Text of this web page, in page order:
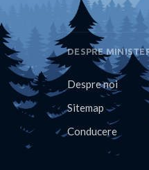
DESPRE
Despre noi
Sitemap
Conducere